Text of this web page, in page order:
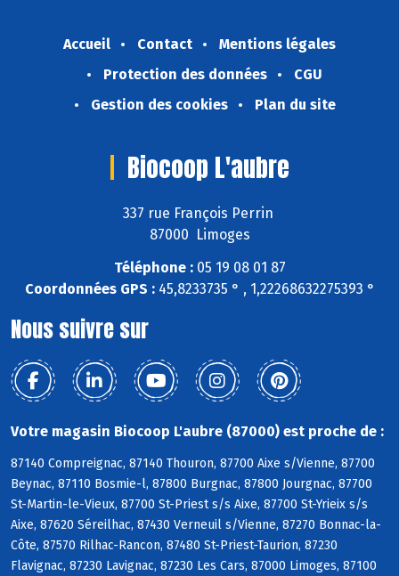
Accueil Contact
Mentions légales
Protection des données
CGU
Gestion des cookies
Plan du site
Biocoop L'aubre
337 rue François Perrin
87000 Limoges
Téléphone :05 19 08 01 87
Coordonnées GPS :45,8233735 ° , 1,22268632275393 °
Nous suivre sur
Votre magasin Biocoop L'aubre (87000) est proche de :
87140 Compreignac, 87140 Thouron, 87700 Aixe s/Vienne, 87700
Beynac, 87110 Bosmie-l, 87800 Burgnac, 87800 Jourgnac, 87700
St-Martin-le-Vieux, 87700 St-Priest s/s Aixe, 87700 St-Yrieix s/s
Aixe, 87620 Séreilhac, 87430 Verneuil s/Vienne, 87270 Bonnac-la-
Côte, 87570 Rilhac-Rancon, 87480 St-Priest-Taurion, 87230
Flavignac, 87230 Lavignac, 87230 Les Cars, 87000 Limoges, 87100